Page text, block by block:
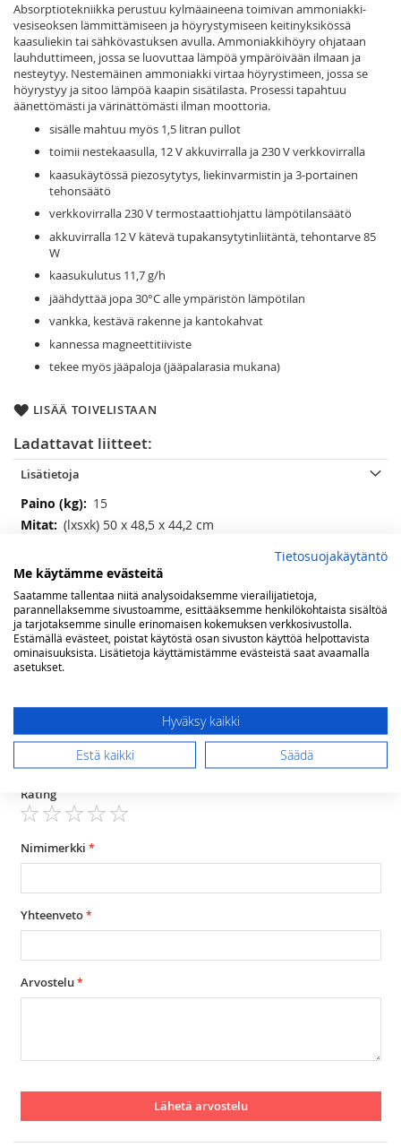
Absorptiotekniikka perustuu kylmäaineena toimivan ammoniakki-
vesiseoksen lämmittämiseen ja höyrystymiseen keitinyksikössä
kaasuliekin tai sähkövastuksen avulla. Ammoniakkihöyry ohjataan
lauhduttimeen, jossa se luovuttaa lämpöä ympäröivään ilmaan ja
nesteytyy. Nestemäinen ammoniakki virtaa höyrystimeen, jossa se
höyrystyy ja sitoo lämpöä kaapin sisätilasta. Prosessi tapahtuu
äänettömästi ja värinättömästi ilman moottoria.
sisälle mahtuu myös 1,5 litran pullot
toimii nestekaasulla, 12 V akkuvirralla ja 230 V verkkovirralla
kaasukäytössä piezosytytys, liekinvarmistin ja 3-portainen
tehonsäätö
verkkovirralla 230 V termostaattiohjattu lämpötilansäätö
akkuvirralla 12 V kätevä tupakansytytinliitäntä, tehontarve 85
W
kaasukulutus 11,7 g/h
jäähdyttää jopa 30°C alle ympäristön lämpötilan
vankka, kestävä rakenne ja kantokahvat
kannessa magneettitiiviste
tekee myös jääpaloja (jääpalarasia mukana)
LISÄÄ TOIVELISTAAN
Ladattavat liitteet:
Lisätietoja
Lisätietoja
15
(lxsxk) 50 x 48,5 x 44,2 cm
Nestekaasu / 230 V / 12V
Nestekaasu 281 g/24h, 12V 6,2 A
30°C alle ympäröivän lämpötilan
Arvostelut
Dometic ACX3 40 kaasujääkaappi VALMISTUS
LOPETETTU
Arviosi
Rating
star
stars
stars
stars
stars
Nimimerkki
Yhteenveto
Arvostelu
Lähetä arvostelu
Tietosuojakäytäntö
Me käytämme evästeitä
Saatamme tallentaa niitä analysoidaksemme vierailijatietoja,
parannellaksemme sivustoamme, esittääksemme henkilökohtaista sisältöä
ja tarjotaksemme sinulle erinomaisen kokemuksen verkkosivustolla.
Estämällä evästeet, poistat käytöstä osan sivuston käyttöä helpottavista
ominaisuuksista. Lisätietoja käyttämistämme evästeistä saat avaamalla
asetukset.
Hyväksy kaikki
Estä kaikki Säädä